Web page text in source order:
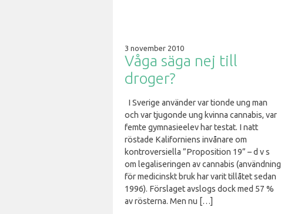
3 november 2010
Våga säga nej till
droger?
I Sverige använder var tionde ung man
och var tjugonde ung kvinna cannabis, var
femte gymnasieelev har testat. I natt
röstade Kaliforniens invånare om
kontroversiella ”Proposition 19” – d v s
om legaliseringen av cannabis (användning
för medicinskt bruk har varit tillåtet sedan
1996). Förslaget avslogs dock med 57 %
av rösterna. Men nu […]